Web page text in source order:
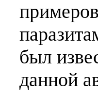
был
данной